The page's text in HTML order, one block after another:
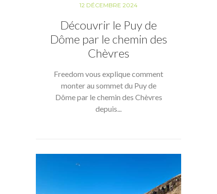
12 DÉCEMBRE 2024
Découvrir le Puy de
Dôme par le chemin des
Chèvres
Freedom vous explique comment
monter au sommet du Puy de
Dôme par le chemin des Chèvres
depuis...